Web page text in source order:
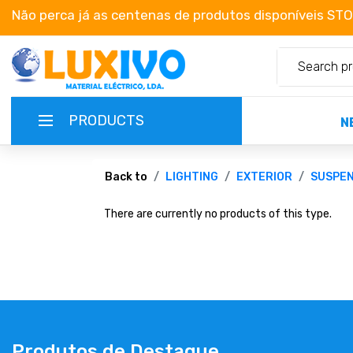
Não perca já as centenas de produtos disponíveis
PRODUCTS
NEW-PRODUCTS
TERMS OF SERVICE
CAMPAIGNS
Back to LIGHTING EXTERIOR
There are currently no products of this type.